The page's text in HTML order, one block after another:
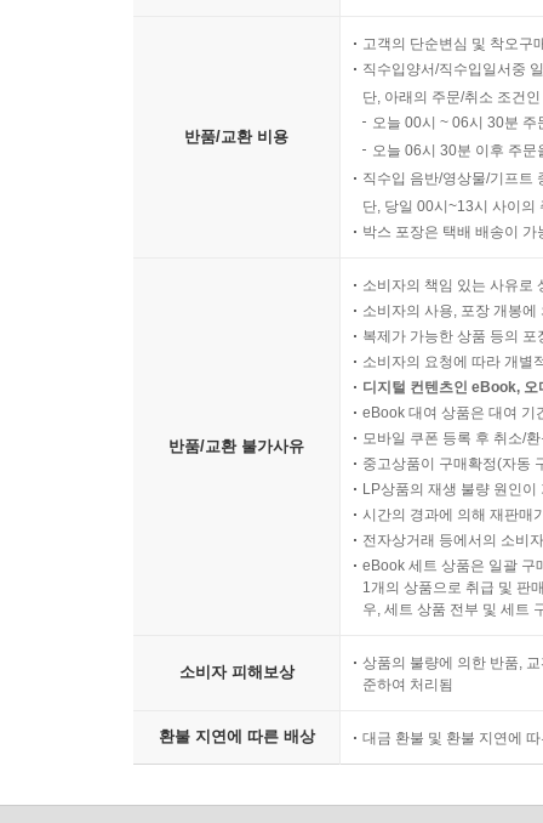
반품/교환 비용
고객의 단순변심 및 착오구
직수입양서/직수입일서중
단, 아래의 주문/취소 조건
오늘 00시 ~ 06시 30분
오늘 06시 30분 이후 주
직수입 음반/영상물/기프트
단, 당일 00시~13시 사이의
박스 포장은 택배 배송이
반품/교환 불가사유
소비자의 책임 있는 사유로
소비자의 사용, 포장 개봉
복제가 가능한 상품 등의
소비자의 요청에 따라 개별
디지털 컨텐츠인 eBook,
eBook 대여 상품은 대여 기
모바일 쿠폰 등록 후 취소/
중고상품이 구매확정(자동
LP상품의 재생 불량 원인
시간의 경과에 의해 재판매
전자상거래 등에서의 소비
eBook 세트 상품은 일괄 구
1개의 상품으로 취급 및 판
우, 세트 상품 전부 및 세트
소비자 피해보상
상품의 불량에 의한 반품,
준하여 처리됨
환불 지연에 따른 배상 대금 환불 및 환불 지연에